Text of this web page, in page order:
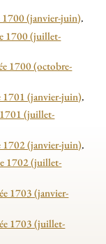
(janvier-juin).
1700 (juillet-
1700 (octobre-
(janvier-juin).
(juillet-
(janvier-juin).
1702 (juillet-
1703 (janvier-
1703 (juillet-